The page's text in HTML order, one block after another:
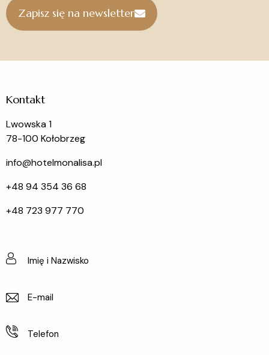
Zapisz się na newsletter
Kontakt
Lwowska 1
78-100 Kołobrzeg
info@hotelmonalisa.pl
+48 94 354 36 68
+48 723 977 770